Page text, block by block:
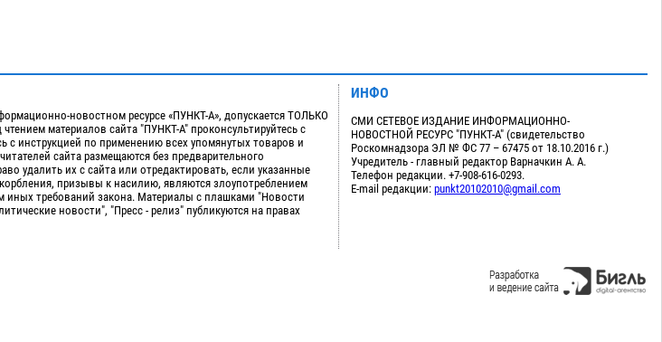
новостном ресурсе «ПУНКТ-А», допускается ТОЛЬКО
материалов сайта "ПУНКТ-А" проконсультируйтесь с
инструкцией по применению всех упомянутых товаров и
сайта размещаются без предварительного
удалить их с сайта или отредактировать, если указанные
призывы к насилию, являются злоупотреблением
требований закона. Материалы с плашками "Новости
новости", "Пресс - релиз" публикуются на правах
ИНФО
СМИ СЕТЕВОЕ ИЗДАНИЕ ИНФОРМАЦИОННО-
НОВОСТНОЙ РЕСУРС "ПУНКТ-А" (свидетельство
Роскомнадзора ЭЛ № ФС 77 – 67475 от 18.10.2016 г.)
Учредитель - главный редактор Варначкин А. А.
Телефон редакции. +7-908-616-0293.
E-mail редакции: punkt20102010@gmail.com